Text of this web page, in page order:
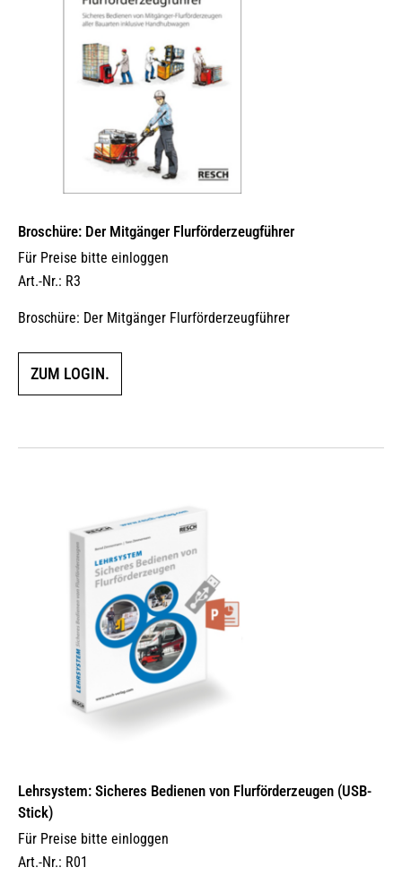
Broschüre: Der Mitgänger Flurförderzeugführer
Für Preise bitte einloggen
Art.-Nr.: R3
Broschüre: Der Mitgänger Flurförderzeugführer
ZUM LOGIN.
Lehrsystem: Sicheres Bedienen von Flurförderzeugen (USB-
Stick)
Für Preise bitte einloggen
Art.-Nr.: R01